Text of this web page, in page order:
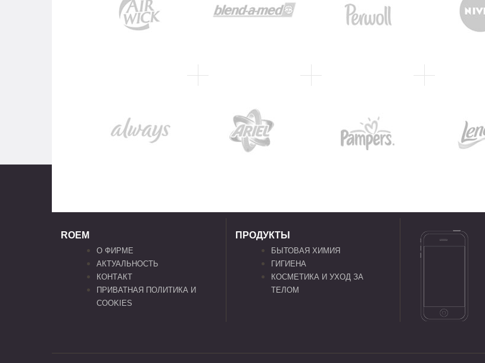
ROEM
О ФИРМЕ
АКТУАЛЬНОСТЬ
КОНТАКТ
ПРИВАТНАЯ ПОЛИТИКА И
COOKIES
ПРОДУКТЫ
БЫТОВАЯ ХИМИЯ
ГИГИЕНА
КОСМЕТИКА И УХОД ЗА
ТЕЛОМ